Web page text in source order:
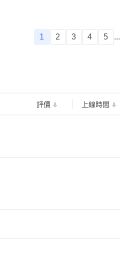
1 2 3 4 5 ...
評價 上線時間